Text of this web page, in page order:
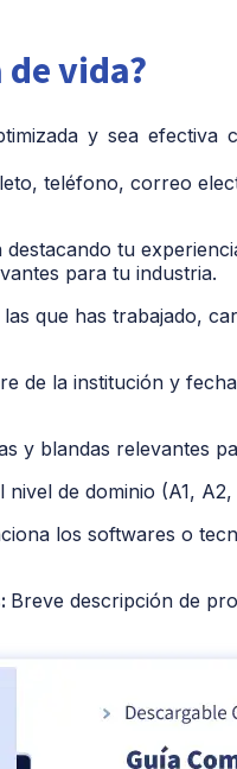
de vida?
y sea efectiva
teléfono, correo
tu
para tu industria.
las que has trabajado,
de la institución y
y blandas relevantes
de dominio (A1, A2,
los softwares o
Breve descripción de